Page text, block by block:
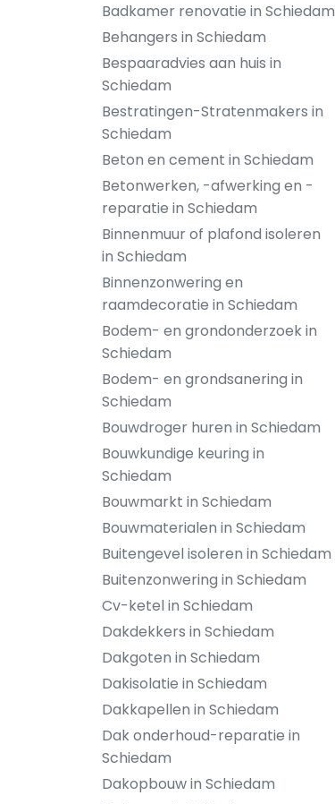
Badkamer renovatie in Schiedam
Behangers in Schiedam
Bespaaradvies aan huis in
Schiedam
Bestratingen-Stratenmakers in
Schiedam
Beton en cement in Schiedam
Betonwerken, -afwerking en -
reparatie in Schiedam
Binnenmuur of plafond isoleren
in Schiedam
Binnenzonwering en
raamdecoratie in Schiedam
Bodem- en grondonderzoek in
Schiedam
Bodem- en grondsanering in
Schiedam
Bouwdroger huren in Schiedam
Bouwkundige keuring in
Schiedam
Bouwmarkt in Schiedam
Bouwmaterialen in Schiedam
Buitengevel isoleren in Schiedam
Buitenzonwering in Schiedam
Cv-ketel in Schiedam
Dakdekkers in Schiedam
Dakgoten in Schiedam
Dakisolatie in Schiedam
Dakkapellen in Schiedam
Dak onderhoud-reparatie in
Schiedam
Dakopbouw in Schiedam